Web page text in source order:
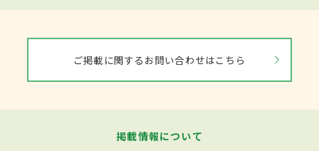
ご掲載に関するお問い合わせはこちら
掲載情報について